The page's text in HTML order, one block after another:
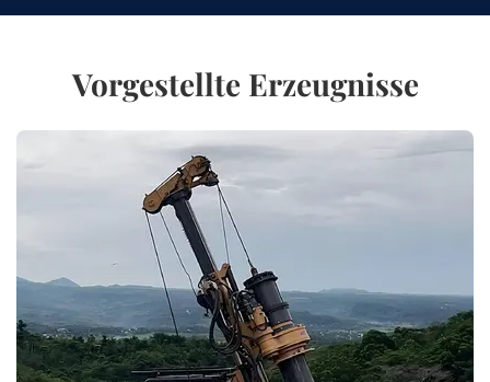
Vorgestellte Erzeugnisse